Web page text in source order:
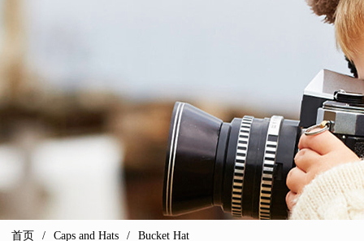
首页 Caps and Hats Bucket Hat